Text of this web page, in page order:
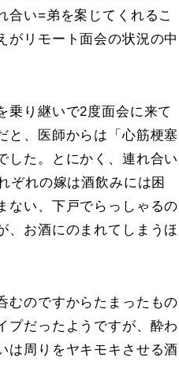
合い=弟を案じてくれるこ
がリモート面会の状況の中
り継いで2度面会に来て
と、医師からは「心筋梗塞
した。とにかく、連れ合い
ぞれの嫁は酒飲みには困
ない、下戸でらっしゃるの
、お酒にのまれてしまうほ
むのですからたまったもの
プだったようですが、酔わ
は周りをヤキモキさせる酒